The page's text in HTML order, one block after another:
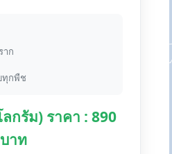
าก
ทุกพืช
กรัม) ราคา : 890
บาท